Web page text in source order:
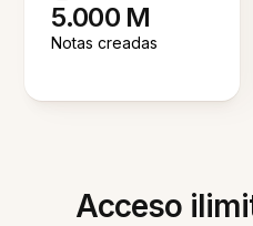
5.000 M
Notas creadas
Acceso